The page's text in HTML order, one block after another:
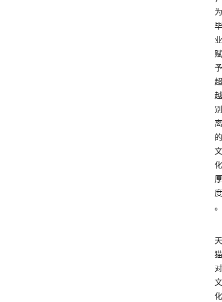
为
毕
业
赋
予
超
越
别
离
的
文
化
厚
度
。
天
猫
对
文
化